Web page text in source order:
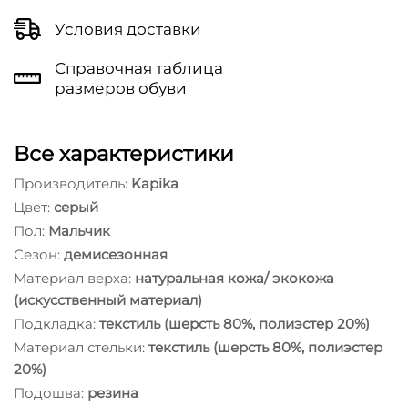
Условия доставки
Справочная таблица
размеров обуви
Все характеристики
Производитель: Kapika
Цвет: серый
Пол: Мальчик
Сезон: демисезонная
Материал верха: натуральная кожа/ экокожа
(искусственный материал)
Подкладка: текстиль (шерсть 80%, полиэстер 20%)
Материал стельки: текстиль (шерсть 80%, полиэстер
20%)
Подошва: резина